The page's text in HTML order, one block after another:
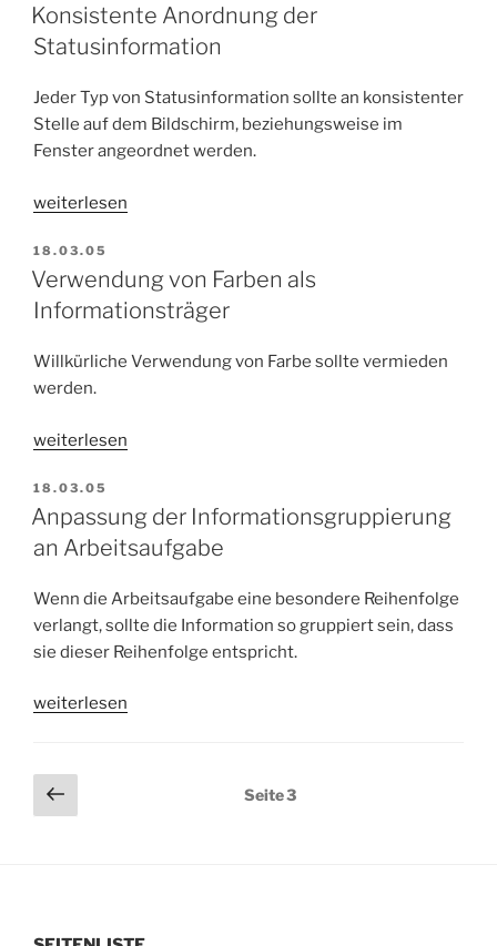
AM
Konsistente Anordnung der
Statusinformation
Jeder Typ von Statusinformation sollte an konsistenter
Stelle auf dem Bildschirm, beziehungsweise im
Fenster angeordnet werden.
„Konsistente
der
Statusinformation“
weiterlesen
VERÖFFENTLICHT
AM
18.03.05
Verwendung von Farben als
Informationsträger
Willkürliche Verwendung von Farbe sollte vermieden
werden.
„Verwendung
Farben
als
Informationsträger“
weiterlesen
VERÖFFENTLICHT
AM
18.03.05
Anpassung der Informationsgruppierung
an Arbeitsaufgabe
Wenn die Arbeitsaufgabe eine besondere Reihenfolge
verlangt, sollte die Information so gruppiert sein, dass
sie dieser Reihenfolge entspricht.
„Anpassung
weiterlesen
Seitennummerierung
der
Vorherige
Seite
Seite3